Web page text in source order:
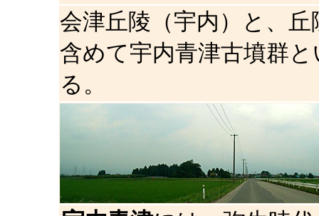
会津丘陵（宇内）と、
含めて宇内青津古墳群
る。